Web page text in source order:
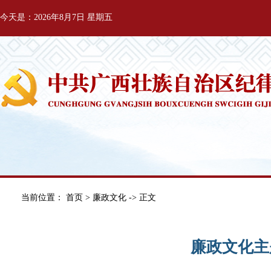
今天是：2026年8月7日 星期五
当前位置： 首页 > 廉政文化 -> 正文
廉政文化